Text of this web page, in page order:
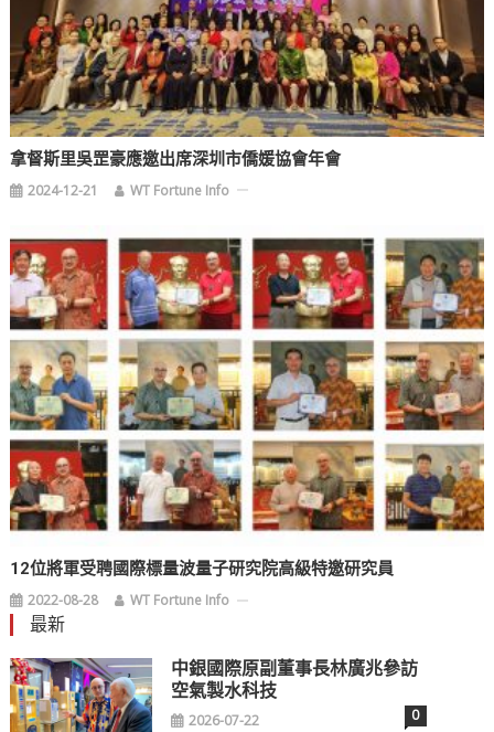
拿督斯里吳罡豪應邀出席深圳市僑媛協會年會
2024-12-21 WT Fortune Info
12位將軍受聘國際標量波量子研究院高級特邀研究員
2022-08-28 WT Fortune Info
最新
中銀國際原副董事長林廣兆參訪
空氣製水科技
2026-07-22 0